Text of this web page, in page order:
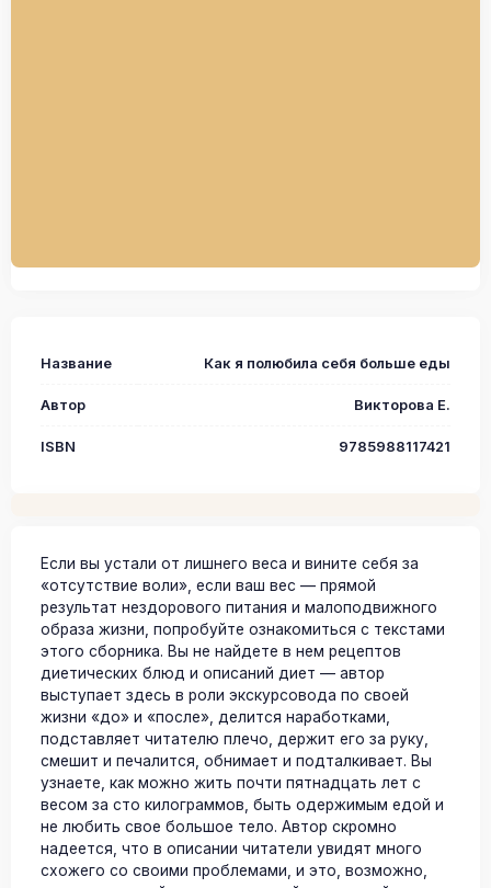
Название Как я полюбила себя больше еды
Автор Викторова Е.
ISBN 9785988117421
Если вы устали от лишнего веса и вините себя за
«отсутствие воли», если ваш вес — прямой
результат нездорового питания и малоподвижного
образа жизни, попробуйте ознакомиться с текстами
этого сборника. Вы не найдете в нем рецептов
диетических блюд и описаний диет — автор
выступает здесь в роли экскурсовода по своей
жизни «до» и «после», делится наработками,
подставляет читателю плечо, держит его за руку,
смешит и печалится, обнимает и подталкивает. Вы
узнаете, как можно жить почти пятнадцать лет с
весом за сто килограммов, быть одержимым едой и
не любить свое большое тело. Автор скромно
надеется, что в описании читатели увидят много
схожего со своими проблемами, и это, возможно,